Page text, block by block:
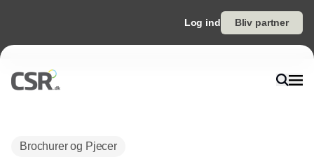
Log ind Bliv partner
Brochurer og Pjecer